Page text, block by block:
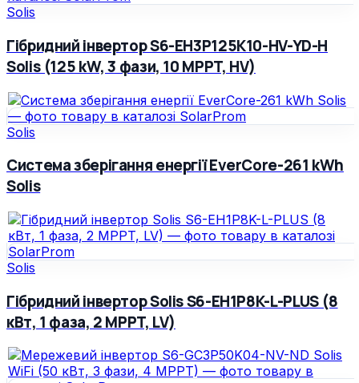
Solis
Гібридний інвертор S6-EH3P125K10-HV-YD-H
Solis (125 kW, 3 фази, 10 MPPT, HV)
Solis
Система зберігання енергії EverCore-261 kWh
Solis
Solis
Гібридний інвертор Solis S6-EH1P8K-L-PLUS (8
кВт, 1 фаза, 2 MPPT, LV)